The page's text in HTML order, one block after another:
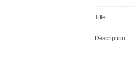
Title:
Description: